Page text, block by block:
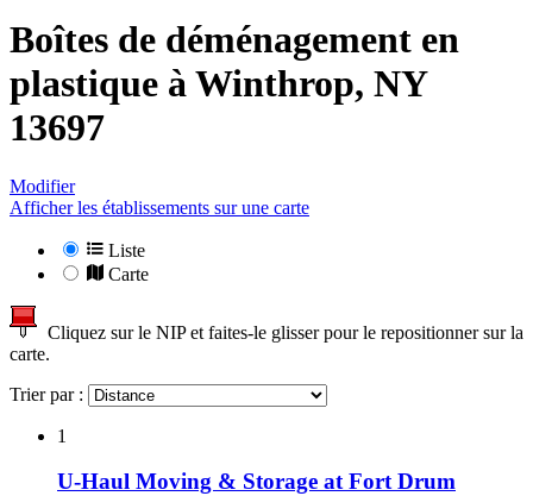
Boîtes de déménagement en
plastique à Winthrop, NY
13697
Modifier
Afficher les établissements sur une carte
Liste
Carte
Cliquez sur le NIP et faites-le glisser pour le repositionner sur la
carte.
Trier par :
1
U-Haul Moving & Storage at Fort Drum